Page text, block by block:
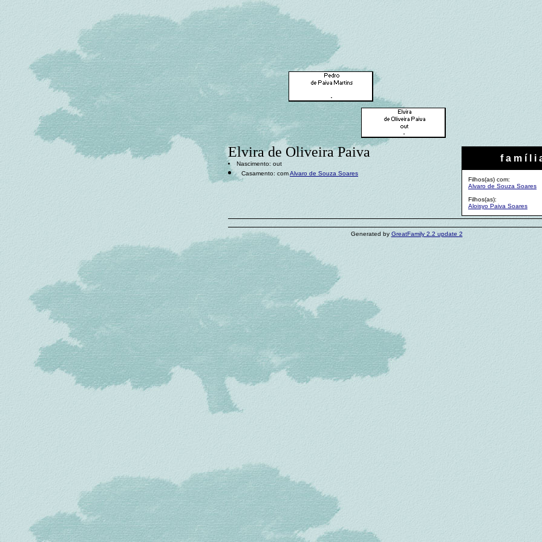
f a m í l i
Filhos(as) com:
Alvaro de Souza Soares
Filhos(as):
Aloisyo Paiva Soares
Elvira de Oliveira Paiva
Nascimento: out
Casamento: comAlvaro de Souza Soares
Generated by GreatFamily 2.2 update 2